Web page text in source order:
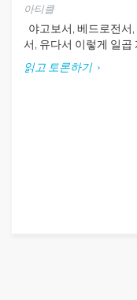
아티클
야고보서, 베드로전서
서, 유다서 이렇게 일곱
읽고 토론하기